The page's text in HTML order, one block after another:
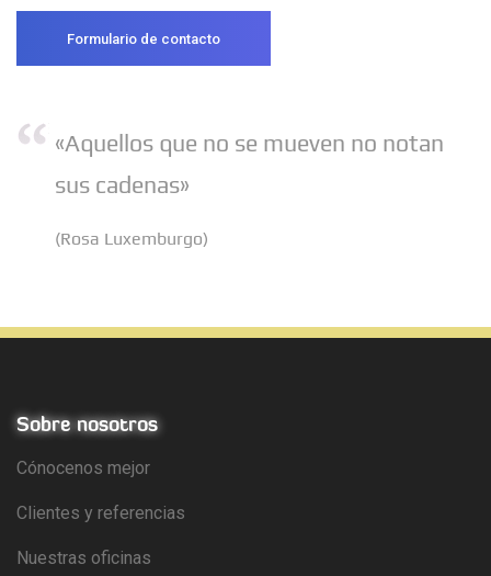
Formulario de contacto
«Aquellos que no se mueven no notan
sus cadenas»
(Rosa Luxemburgo)
Sobre nosotros
Cónocenos mejor
Clientes y referencias
Nuestras oficinas